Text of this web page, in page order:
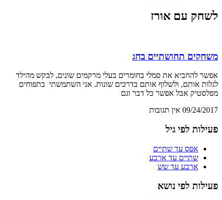
לשחק עם אורז
משחקים תחושתיים בחג
אפשר להחביא את סמלי בחומרים בעלי מרקמים שונים, לבקש מהילד
לגלות אותם, ולשלוף אותם בדרכים שונות. אני השתמשתי בתפוחים
מפלסטיק אבל אפשר כל דבר וגם
09/24/2017 אין תגובות
פעילות לפי גיל
אפס עד שתיים
שתיים עד ארבע
ארבע עד שש
פעילות לפי נושא